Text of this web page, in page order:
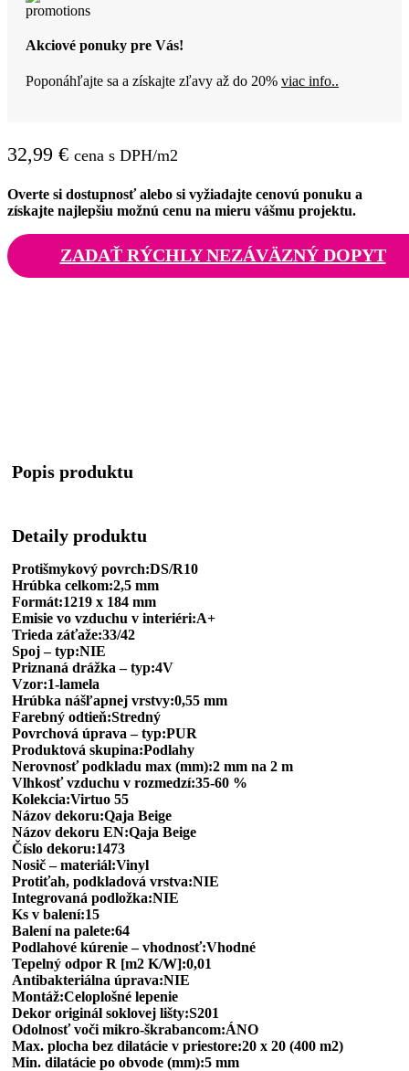
Akciové ponuky pre Vás!
Poponáhľajte sa a získajte zľavy až do 20% viac info..
32,99 € cena s DPH/m2
Overte si dostupnosť alebo si vyžiadajte cenovú ponuku a
získajte najlepšiu možnú cenu na mieru vášmu projektu.
ZADAŤ RÝCHLY NEZÁVÄZNÝ DOPYT
Popis produktu
Detaily produktu
Protišmykový povrch:DS/R10
Hrúbka celkom:2,5 mm
Formát:1219 x 184 mm
Emisie vo vzduchu v interiéri:A+
Trieda záťaže:33/42
Spoj – typ:NIE
Priznaná drážka – typ:4V
Vzor:1-lamela
Hrúbka nášľapnej vrstvy:0,55 mm
Farebný odtieň:Stredný
Povrchová úprava – typ:PUR
Produktová skupina:Podlahy
Nerovnosť podkladu max (mm):2 mm na 2 m
Vlhkosť vzduchu v rozmedzí:35-60 %
Kolekcia:Virtuo 55
Názov dekoru:Qaja Beige
Názov dekoru EN:Qaja Beige
Číslo dekoru:1473
Nosič – materiál:Vinyl
Protiťah, podkladová vrstva:NIE
Integrovaná podložka:NIE
Ks v balení:15
Balení na palete:64
Podlahové kúrenie – vhodnosť:Vhodné
Tepelný odpor R [m2 K/W]:0,01
Antibakteriálna úprava:NIE
Montáž:Celoplošné lepenie
Dekor originál soklovej lišty:S201
Odolnosť voči mikro-škrabancom:ÁNO
Max. plocha bez dilatácie v priestore:20 x 20 (400 m2)
Min. dilatácie po obvode (mm):5 mm